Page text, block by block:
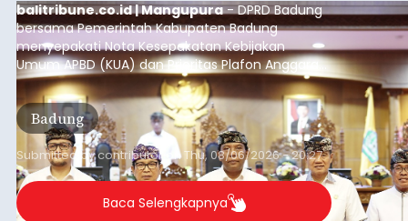
balitribune.co.id | Mangupura- DPRD Badung
bersama Pemerintah Kabupaten Badung
menyepakati Nota Kesepakatan Kebijakan
Umum APBD (KUA) dan Prioritas Plafon Anggaran
Sementara (PPAS) Tahun Anggaran 2027 dalam
rapat paripurna yang digelar di Gedung DPRD
Badung, Kamis (6/8/2026).
Badung
Submitted bycontributor onThu, 08/06/2026 - 20:27
Baca Selengkapnya